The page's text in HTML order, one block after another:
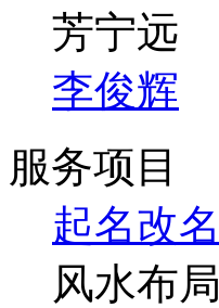
芳宁远
李俊辉
服务项目
起名改名
风水布局